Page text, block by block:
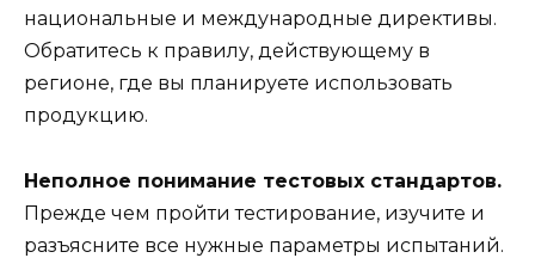
национальные и международные директивы.
Обратитесь к правилу, действующему в
регионе, где вы планируете использовать
продукцию.
Неполное понимание тестовых стандартов.
Прежде чем пройти тестирование, изучите и
разъясните все нужные параметры испытаний.